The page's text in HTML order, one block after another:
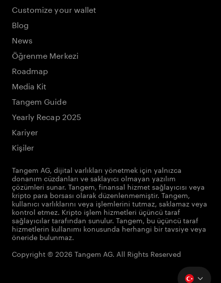
Customize your wallet
Blog
News
Öğrenme Merkezi
Roadmap
Media Kit
Tangem Guide
Yearly Recap 2025
Kariyer
Kişiler
Tangem AG, dijital varlıkları yönetmek için yalnızca
donanım cüzdanları ve saklayıcı olmayan yazılım
çözümleri sunar. Tangem, finansal hizmet sağlayıcısı veya
kripto para borsası olarak düzenlenmemiştir. Tangem,
kullanıcı varlıklarını veya işlemlerini tutmaz, saklamaz veya
kontrol etmez. Kripto işlem hizmetleri üçüncü taraf
sağlayıcılar tarafından sunulur. Tangem, bu üçüncü taraf
hizmetlerin kullanımı konusunda herhangi bir tavsiye veya
öneride bulunmaz.